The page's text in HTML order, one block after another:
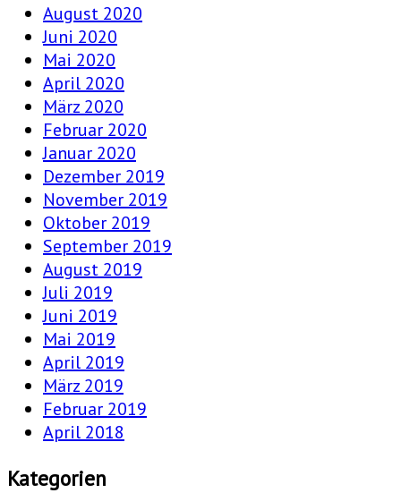
August 2020
Juni 2020
Mai 2020
April 2020
März 2020
Februar 2020
Januar 2020
Dezember 2019
November 2019
Oktober 2019
September 2019
August 2019
Juli 2019
Juni 2019
Mai 2019
April 2019
März 2019
Februar 2019
April 2018
Kategorien